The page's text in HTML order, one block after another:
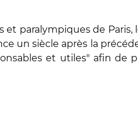
paralympiques de
un siècle après la
et utiles" afin de